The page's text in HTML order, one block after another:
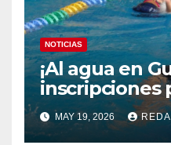
NOTICIAS
¡Al agua en
inscripciones
natación en la
Municipal
MAY 19, 2026